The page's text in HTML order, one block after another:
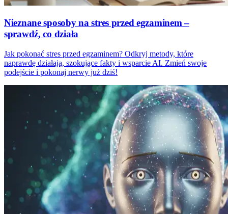
Nieznane sposoby na stres przed egzaminem –
sprawdź, co działa
Jak pokonać stres przed egzaminem? Odkryj metody, które
naprawdę działają, szokujące fakty i wsparcie AI. Zmień swoje
podejście i pokonaj nerwy już dziś!